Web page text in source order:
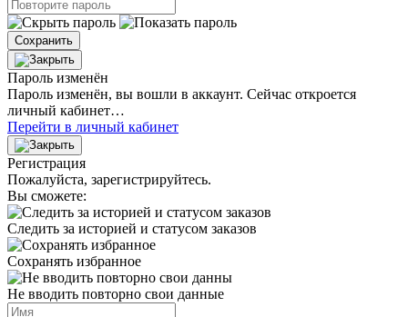
Сохранить
Пароль изменён
Пароль изменён, вы вошли в аккаунт. Сейчас откроется
личный кабинет…
Перейти в личный кабинет
Регистрация
Пожалуйста, зарегистрируйтесь.
Вы сможете:
Следить за историей и статусом заказов
Сохранять избранное
Не вводить повторно свои данные